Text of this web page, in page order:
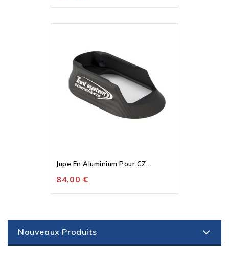
Jupe En Aluminium Pour CZ...
84,00 €
Nouveaux Produits